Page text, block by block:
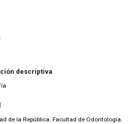
descriptiva
de la República. Facultad de Odontología.